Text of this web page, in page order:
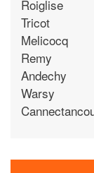
Roiglise
Tricot
Melicocq
Remy
Andechy
Warsy